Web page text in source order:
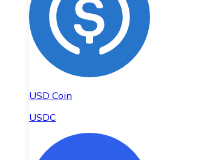
USD Coin
USDC